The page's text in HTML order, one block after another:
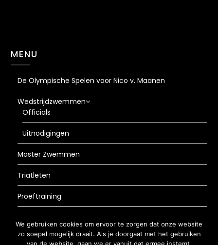
MENU
De Olympische Spelen voor Nico v. Maanen
Wedstrijdzwemmen
Officials
Uitnodigingen
Master Zwemmen
Triatleten
Proeftraining
We gebruiken cookies om ervoor te zorgen dat onze website
zo soepel mogelijk draait. Als je doorgaat met het gebruiken